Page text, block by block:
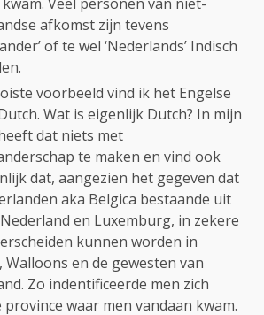
afkomst zijn tevens
of te wel ‘Nederlands’ Indisch
voorbeeld vind ik het Engelse
Wat is eigenlijk Dutch? In mijn
dat niets met
te maken en vind ook
dat, aangezien het gegeven dat
aka Belgica bestaande uit
en Luxemburg, in zekere
kunnen worden in
Walloons en de gewesten van
Zo indentificeerde men zich
province waar men vandaan kwam.